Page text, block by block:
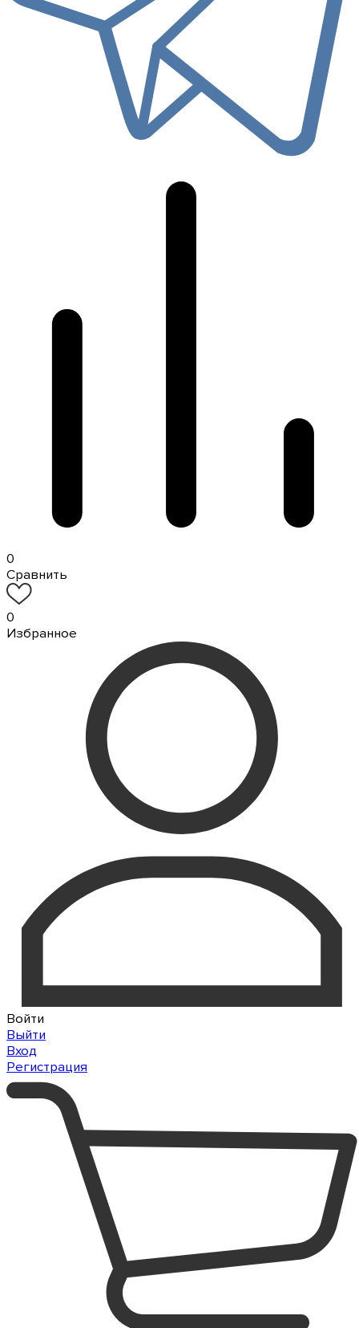
0
Сравнить
0
Избранное
Войти
Выйти
Вход
Регистрация